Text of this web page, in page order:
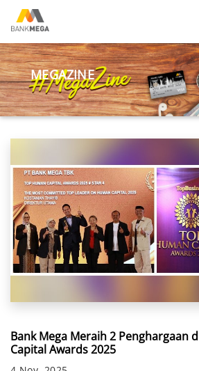
MEGAZINE
Bank Mega Meraih 2 Penghargaan
Capital Awards 2025